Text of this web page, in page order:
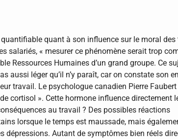
quant à son influence sur le moral des
salariés, « mesurer ce phénomène serait trop
Ressources Humaines d’un grand groupe. Ce
aussi léger qu’il n’y paraît, car on constate son
travail. Le psychologue canadien Pierre Faubert
cortisol ». Cette hormone influence directement
au travail ? Des possibles réactions
lorsque le temps est maussade, mais
dépressions. Autant de symptômes bien réels